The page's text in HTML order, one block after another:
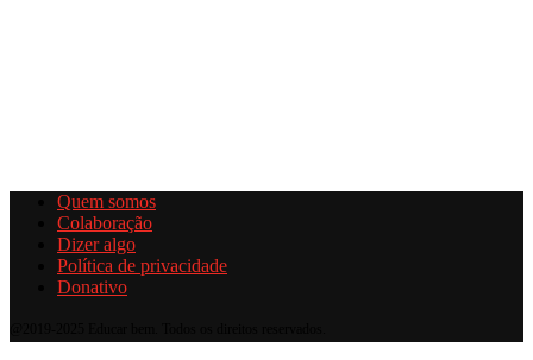
Quem somos
Colaboração
Dizer algo
Política de privacidade
Donativo